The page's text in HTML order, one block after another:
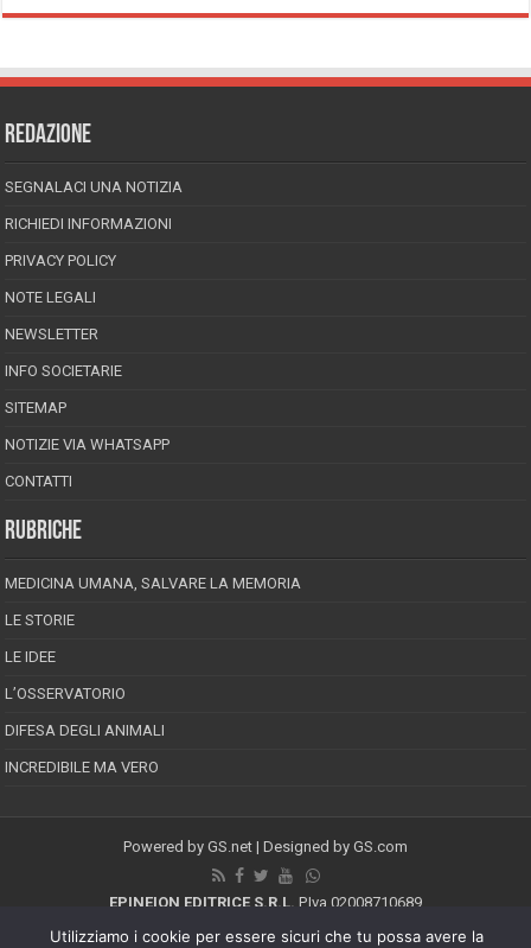
REDAZIONE
SEGNALACI UNA NOTIZIA
RICHIEDI INFORMAZIONI
PRIVACY POLICY
NOTE LEGALI
NEWSLETTER
INFO SOCIETARIE
SITEMAP
NOTIZIE VIA WHATSAPP
CONTATTI
RUBRICHE
MEDICINA UMANA, SALVARE LA MEMORIA
LE STORIE
LE IDEE
L’OSSERVATORIO
DIFESA DEGLI ANIMALI
INCREDIBILE MA VERO
Powered by GS.net | Designed by GS.com
EPINEION EDITRICE S.R.L. P.Iva 02008710689
Utilizziamo i cookie per essere sicuri che tu possa avere la